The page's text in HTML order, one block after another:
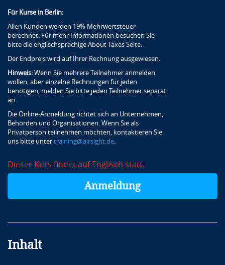
Für Kurse in Berlin:
Allen Kunden werden 19% Mehrwertsteuer
berechnet. Für mehr Informationen besuchen Sie
bitte die englischsprachige About Taxes Seite.
Der Endpreis wird auf Ihrer Rechnung ausgewiesen.
Hinweis: Wenn Sie mehrere Teilnehmer anmelden
wollen, aber einzelne Rechnungen für jeden
benötigen, melden Sie bitte jeden Teilnehmer separat
an.
Die Online-Anmeldung richtet sich an Unternehmen,
Behörden und Organisationen. Wenn Sie als
Privatperson teilnehmen möchten, kontaktieren Sie
uns bitte unter training@airsight.de
Dieser Kurs findet auf Englisch statt.
Anmeldung
Inhalt